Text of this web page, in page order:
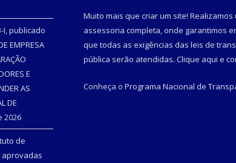
I, publicado
EMPRESA
E
AS
DE
2026
de
aprovadas
Muito mais que criar um site! Realizamos
assessoria completa, onde garantimos
que todas as exigências das leis de
pública serão atendidas. Clique aqui e
Conheça o Programa Nacional de